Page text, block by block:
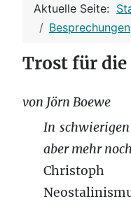
Aktuelle Seite:
Besprechungen
Trost für
von Jörn Boewe
In
aber mehr